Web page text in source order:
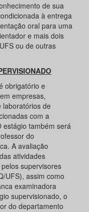
de sua
à entrega
oral para uma
e mais dois
ou de outras
obrigatório e
empresas,
laboratórios de
com a
estágio também será
do
A avaliação
atividades
supervisores
UFS), assim como
examinadora
supervisionado, o
do departamento